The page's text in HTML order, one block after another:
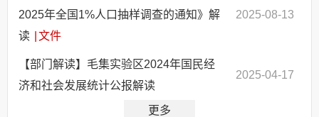
2025年全国1%人口抽样调查的通知》解
读
文件
2025-08-13
【部门解读】毛集实验区2024年国民经
济和社会发展统计公报解读
2025-04-17
更多